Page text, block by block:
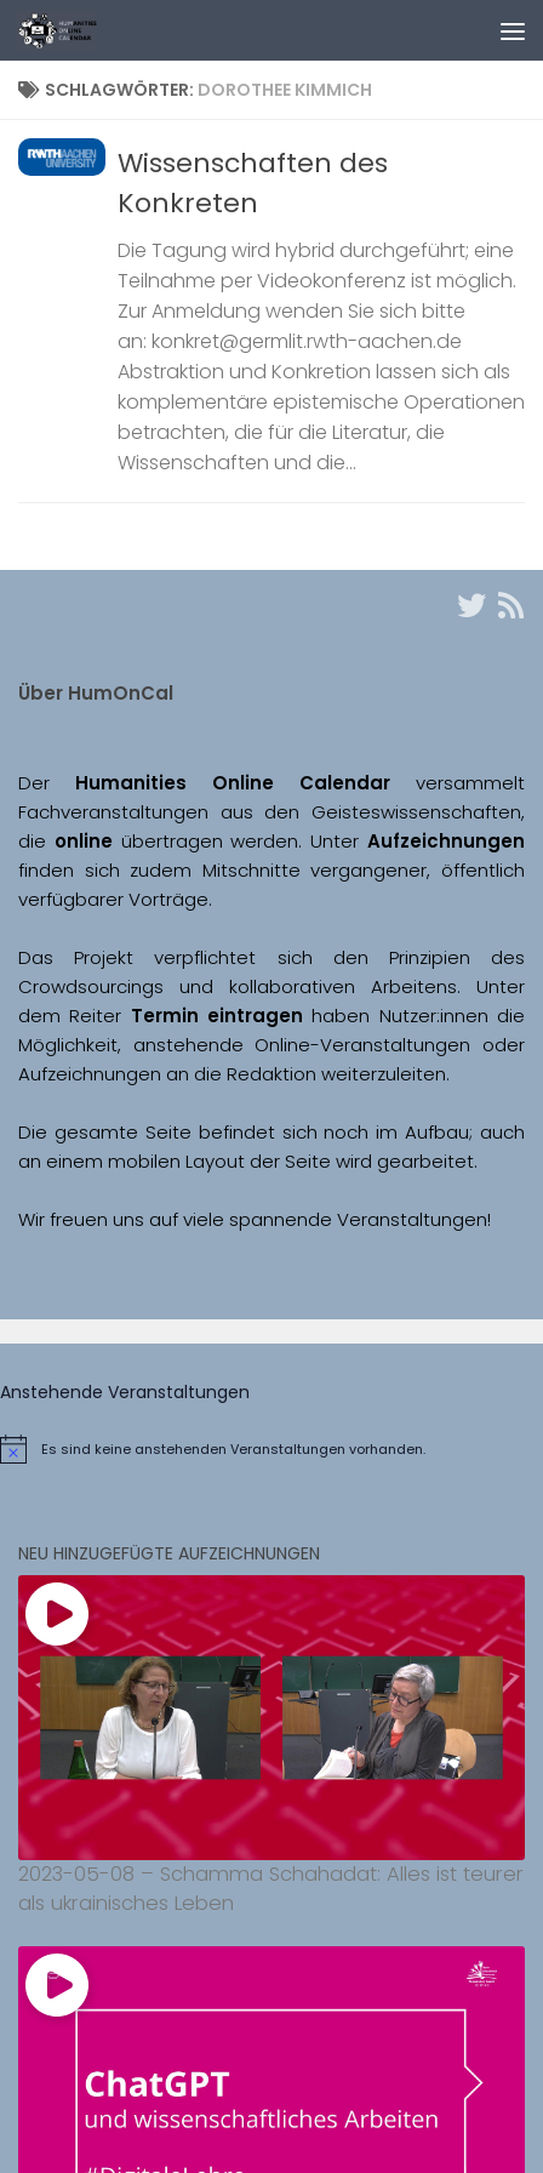
Zum Inhalt springen
SCHLAGWÖRTER: DOROTHEE KIMMICH
Wissenschaften des
Konkreten
Die Tagung wird hybrid durchgeführt; eine
Teilnahme per Videokonferenz ist möglich.
Zur Anmeldung wenden Sie sich bitte
an: konkret@germlit.rwth-aachen.de
Abstraktion und Konkretion lassen sich als
komplementäre epistemische Operationen
betrachten, die für die Literatur, die
Wissenschaften und die...
Über HumOnCal
Der Humanities Online Calendar versammelt
Fachveranstaltungen aus den Geisteswissenschaften,
die online übertragen werden. Unter Aufzeichnungen
finden sich zudem Mitschnitte vergangener, öffentlich
Das Projekt verpflichtet sich den Prinzipien des
Crowdsourcings und kollaborativen Arbeitens. Unter
dem Reiter Termin eintragen haben Nutzer:innen die
Möglichkeit, anstehende Online-Veranstaltungen oder
Aufzeichnungen an die Redaktion weiterzuleiten.
Die gesamte Seite befindet sich noch im Aufbau; auch
Wir freuen uns auf viele spannende Veranstaltungen!
Anstehende Veranstaltungen
HinweisEs sind keine anstehenden Veranstaltungen vorhanden.
NEU HINZUGEFÜGTE AUFZEICHNUNGEN
2023-05-08 – Schamma Schahadat: Alles ist teurer
als ukrainisches Leben